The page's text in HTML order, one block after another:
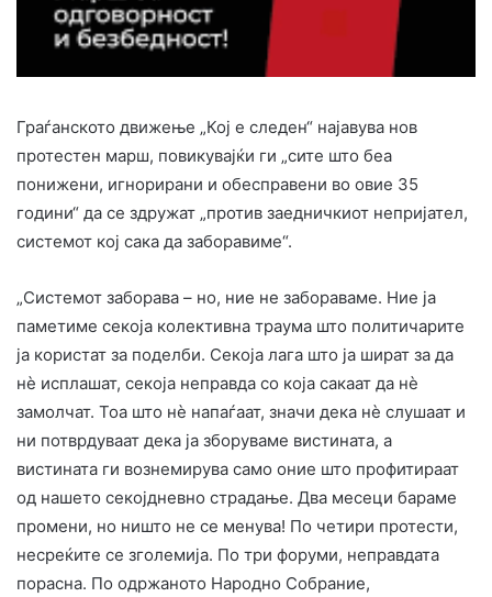
Граѓанското движење „Кој е следен“ најавува нов
протестен марш, повикувајќи ги „сите што беа
понижени, игнорирани и обесправени во овие 35
години“ да се здружат „против заедничкиот непријател,
системот кој сака да заборавиме“.
„Системот заборава – но, ние не забораваме. Ние ја
паметиме секоја колективна траума што политичарите
ја користат за поделби. Секоја лага што ја шират за да
нè исплашат, секоја неправда со која сакаат да нè
замолчат. Тоа што нѐ напаѓаат, значи дека нѐ слушаат и
ни потврдуваат дека ја зборуваме вистината, а
вистината ги вознемирува само оние што профитираат
од нашето секојдневно страдање. Два месеци бараме
промени, но ништо не се менува! По четири протести,
несреќите се зголемија. По три форуми, неправдата
порасна. По одржаното Народно Собрание,